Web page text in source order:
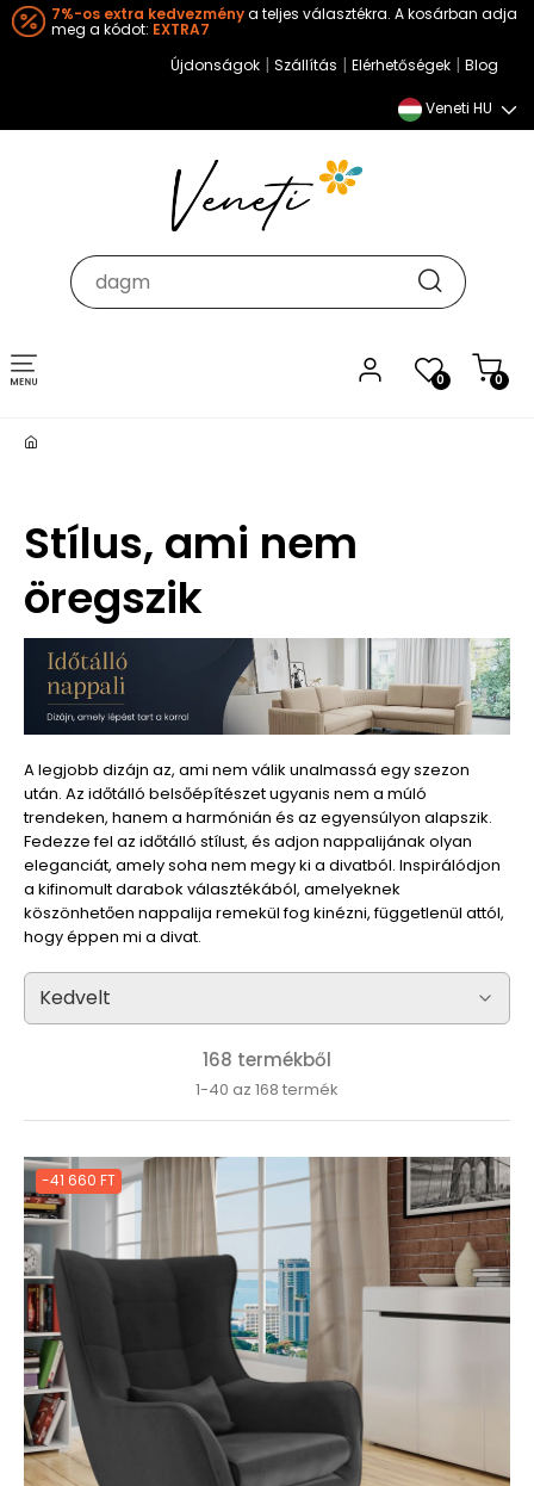
7%-os extra kedvezménya teljes választékra. A kosárban adja
meg a kódot: EXTRA7
Újdonságok | Szállítás | Elérhetőségek | Blog
Veneti HU
0 0
Toggle
navigation
Stílus, ami nem
öregszik
A legjobb dizájn az, ami nem válik unalmassá egy szezon
után. Az időtálló belsőépítészet ugyanis nem a múló
trendeken, hanem a harmónián és az egyensúlyon alapszik.
Fedezze fel az időtálló stílust, és adjon nappalijának olyan
eleganciát, amely soha nem megy ki a divatból. Inspirálódjon
a kifinomult darabok választékából, amelyeknek
köszönhetően nappalija remekül fog kinézni, függetlenül attól,
hogy éppen mi a divat.
168 termékből
1-40 az 168 termék
-41 660 FT